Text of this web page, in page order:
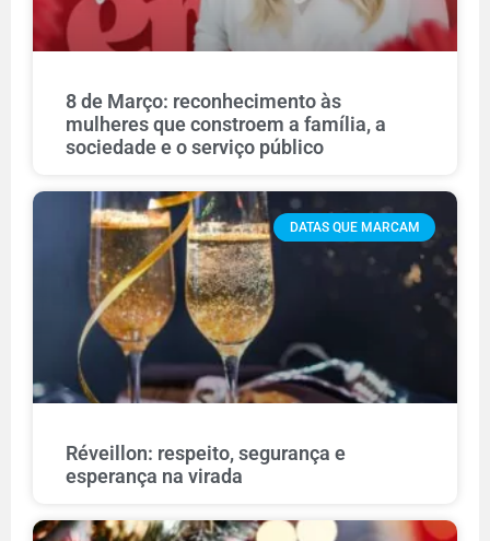
8 de Março: reconhecimento às
mulheres que constroem a família, a
sociedade e o serviço público
DATAS QUE MARCAM
Réveillon: respeito, segurança e
esperança na virada